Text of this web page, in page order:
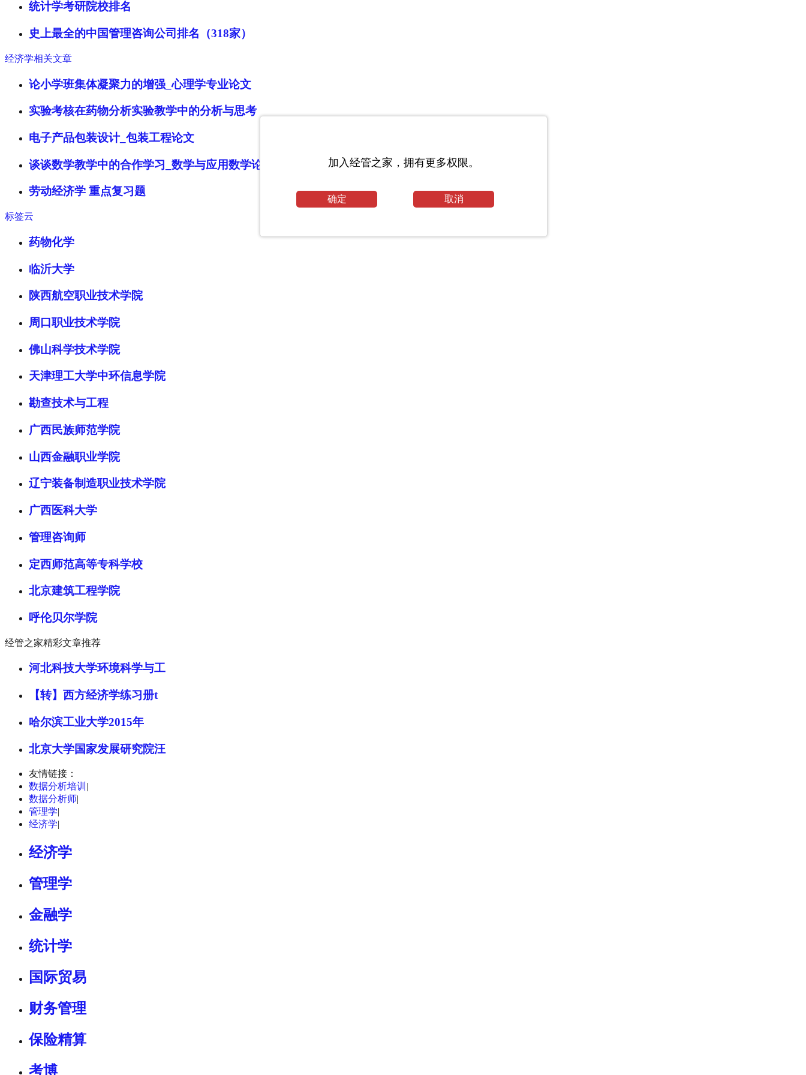
统计学考研院校排名
史上最全的中国管理咨询公司排名（318家）
经济学相关文章
论小学班集体凝聚力的增强_心理学专业论文
实验考核在药物分析实验教学中的分析与思考
电子产品包装设计_包装工程论文
谈谈数学教学中的合作学习_数学与应用数学论文范文
劳动经济学 重点复习题
标签云
药物化学
临沂大学
陕西航空职业技术学院
周口职业技术学院
佛山科学技术学院
天津理工大学中环信息学院
勘查技术与工程
广西民族师范学院
山西金融职业学院
辽宁装备制造职业技术学院
广西医科大学
管理咨询师
定西师范高等专科学校
北京建筑工程学院
呼伦贝尔学院
经管之家精彩文章推荐
河北科技大学环境科学与工
【转】西方经济学练习册t
哈尔滨工业大学2015年
北京大学国家发展研究院汪
友情链接：
数据分析培训 |
数据分析师|
管理学|
经济学|
经济学
管理学
金融学
统计学
国际贸易
财务管理
保险精算
考博
加入经管之家，拥有更多权限。
确定 取消